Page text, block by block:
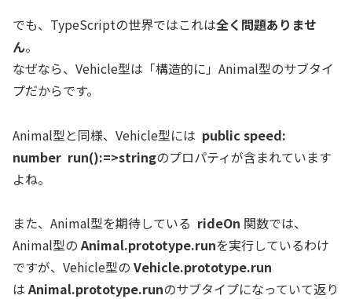
でも、TypeScriptの世界ではこれは全く問題ありませ
ん。
なぜなら、Vehicle型は「構造的に」Animal型のサブタイ
プだからです。
Animal型と同様、Vehicle型には public speed:
number run():=>stringのプロパティが含まれています
よね。
また、Animal型を期待している rideOn 関数では、
Animal型のAnimal.prototype.runを実行しているわけ
ですが、Vehicle型の Vehicle.prototype.run
はAnimal.prototype.runのサブタイプになっていて返り